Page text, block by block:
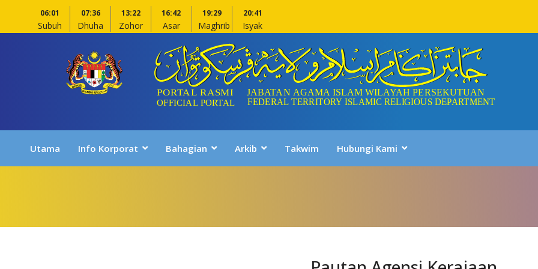
06:01
Subuh
07:36
Dhuha
13:22
Zohor
16:42
Asar
19:29
Maghrib
20:41
Isyak
Utama Info Korporat Bahagian Arkib Takwim Hubungi Kami